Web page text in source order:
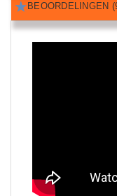
BEOORDELINGEN